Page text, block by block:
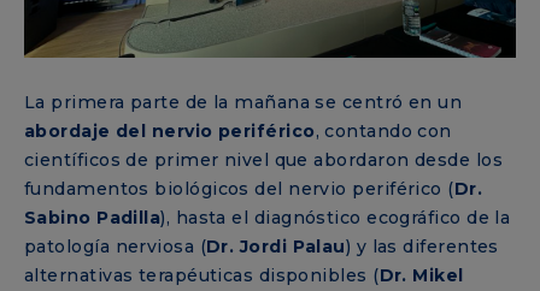
La primera parte de la mañana se centró en un
abordaje del nervio periférico, contando con
científicos de primer nivel que abordaron desde los
fundamentos biológicos del nervio periférico (Dr.
Sabino Padilla), hasta el diagnóstico ecográfico de la
patología nerviosa (Dr. Jordi Palau) y las diferentes
alternativas terapéuticas disponibles (Dr. Mikel